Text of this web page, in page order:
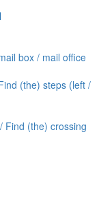
box / mail office
(the) steps (left /
Find (the) crossing